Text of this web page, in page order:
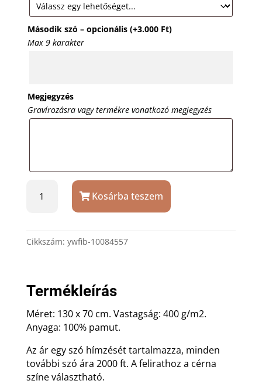
Második szó – opcionális (+3.000 Ft)
Max 9 karakter
Megjegyzés
Gravírozásra vagy termékre vonatkozó megjegyzés
szürke
ajándék
Kosárba teszem
Cikkszám: ywfib-10084557
Termékleírás
Méret: 130 x 70 cm. Vastagság: 400 g/m2.
Anyaga: 100% pamut.
Az ár egy szó hímzését tartalmazza, minden
további szó ára 2000 ft. A felirathoz a cérna
színe választható.